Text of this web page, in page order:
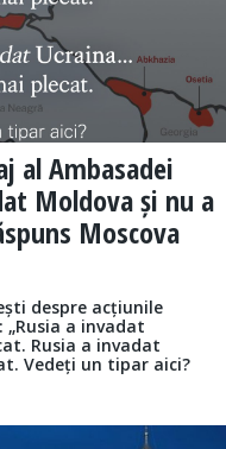
al Ambasadei
Moldova și nu a
Moscova
despre acțiunile
a invadat
Rusia a invadat
Vedeți un tipar aici?